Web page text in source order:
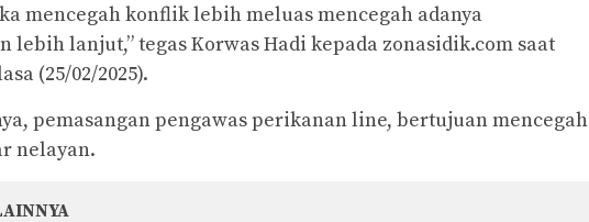
mencegah konflik lebih meluas mencegah adanya
lebih lanjut,” tegas Korwas Hadi kepada zonasidik.com saat
(25/02/2025).
pemasangan pengawas perikanan line, bertujuan mencegah
nelayan.